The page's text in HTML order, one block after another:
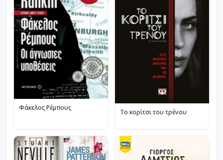
Φάκελος Ρέμπους Το κορίτσι του τρένου